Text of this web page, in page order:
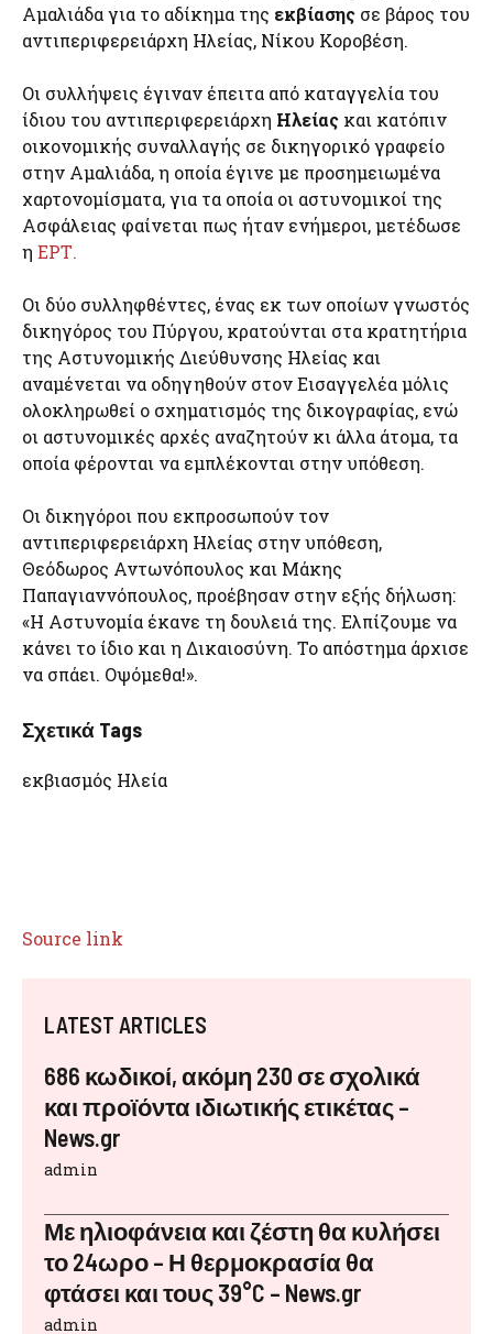
Αμαλιάδα για το αδίκημα της εκβίασης σε βάρος του
αντιπεριφερειάρχη Ηλείας, Νίκου Κοροβέση.
Οι συλλήψεις έγιναν έπειτα από καταγγελία του
ίδιου του αντιπεριφερειάρχη Ηλείας και κατόπιν
οικονομικής συναλλαγής σε δικηγορικό γραφείο
στην Αμαλιάδα, η οποία έγινε με προσημειωμένα
χαρτονομίσματα, για τα οποία οι αστυνομικοί της
Ασφάλειας φαίνεται πως ήταν ενήμεροι, μετέδωσε
η ΕΡΤ.
Οι δύο συλληφθέντες, ένας εκ των οποίων γνωστός
δικηγόρος του Πύργου, κρατούνται στα κρατητήρια
της Αστυνομικής Διεύθυνσης Ηλείας και
αναμένεται να οδηγηθούν στον Εισαγγελέα μόλις
ολοκληρωθεί ο σχηματισμός της δικογραφίας, ενώ
οι αστυνομικές αρχές αναζητούν κι άλλα άτομα, τα
οποία φέρονται να εμπλέκονται στην υπόθεση.
Οι δικηγόροι που εκπροσωπούν τον
αντιπεριφερειάρχη Ηλείας στην υπόθεση,
Θεόδωρος Αντωνόπουλος και Μάκης
Παπαγιαννόπουλος, προέβησαν στην εξής δήλωση:
«Η Αστυνομία έκανε τη δουλειά της. Ελπίζουμε να
κάνει το ίδιο και η Δικαιοσύνη. Το απόστημα άρχισε
να σπάει. Οψόμεθα!».
Σχετικά Tags
εκβιασμός Ηλεία
Source link
LATEST ARTICLES
686 κωδικοί, ακόμη 230 σε σχολικά
και προϊόντα ιδιωτικής ετικέτας –
News.gr
admin
Με ηλιοφάνεια και ζέστη θα κυλήσει
το 24ωρο – Η θερμοκρασία θα
φτάσει και τους 39°C – News.gr
admin